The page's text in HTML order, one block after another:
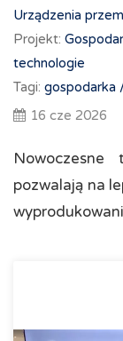
Urządzenia
Projekt:
technologie
Tagi: gospodarka
16 cze 2026
Nowoczesne
pozwalają na